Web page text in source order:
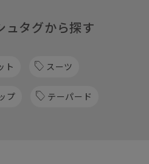
ュタグから探す
ト スーツ
プ テーパード